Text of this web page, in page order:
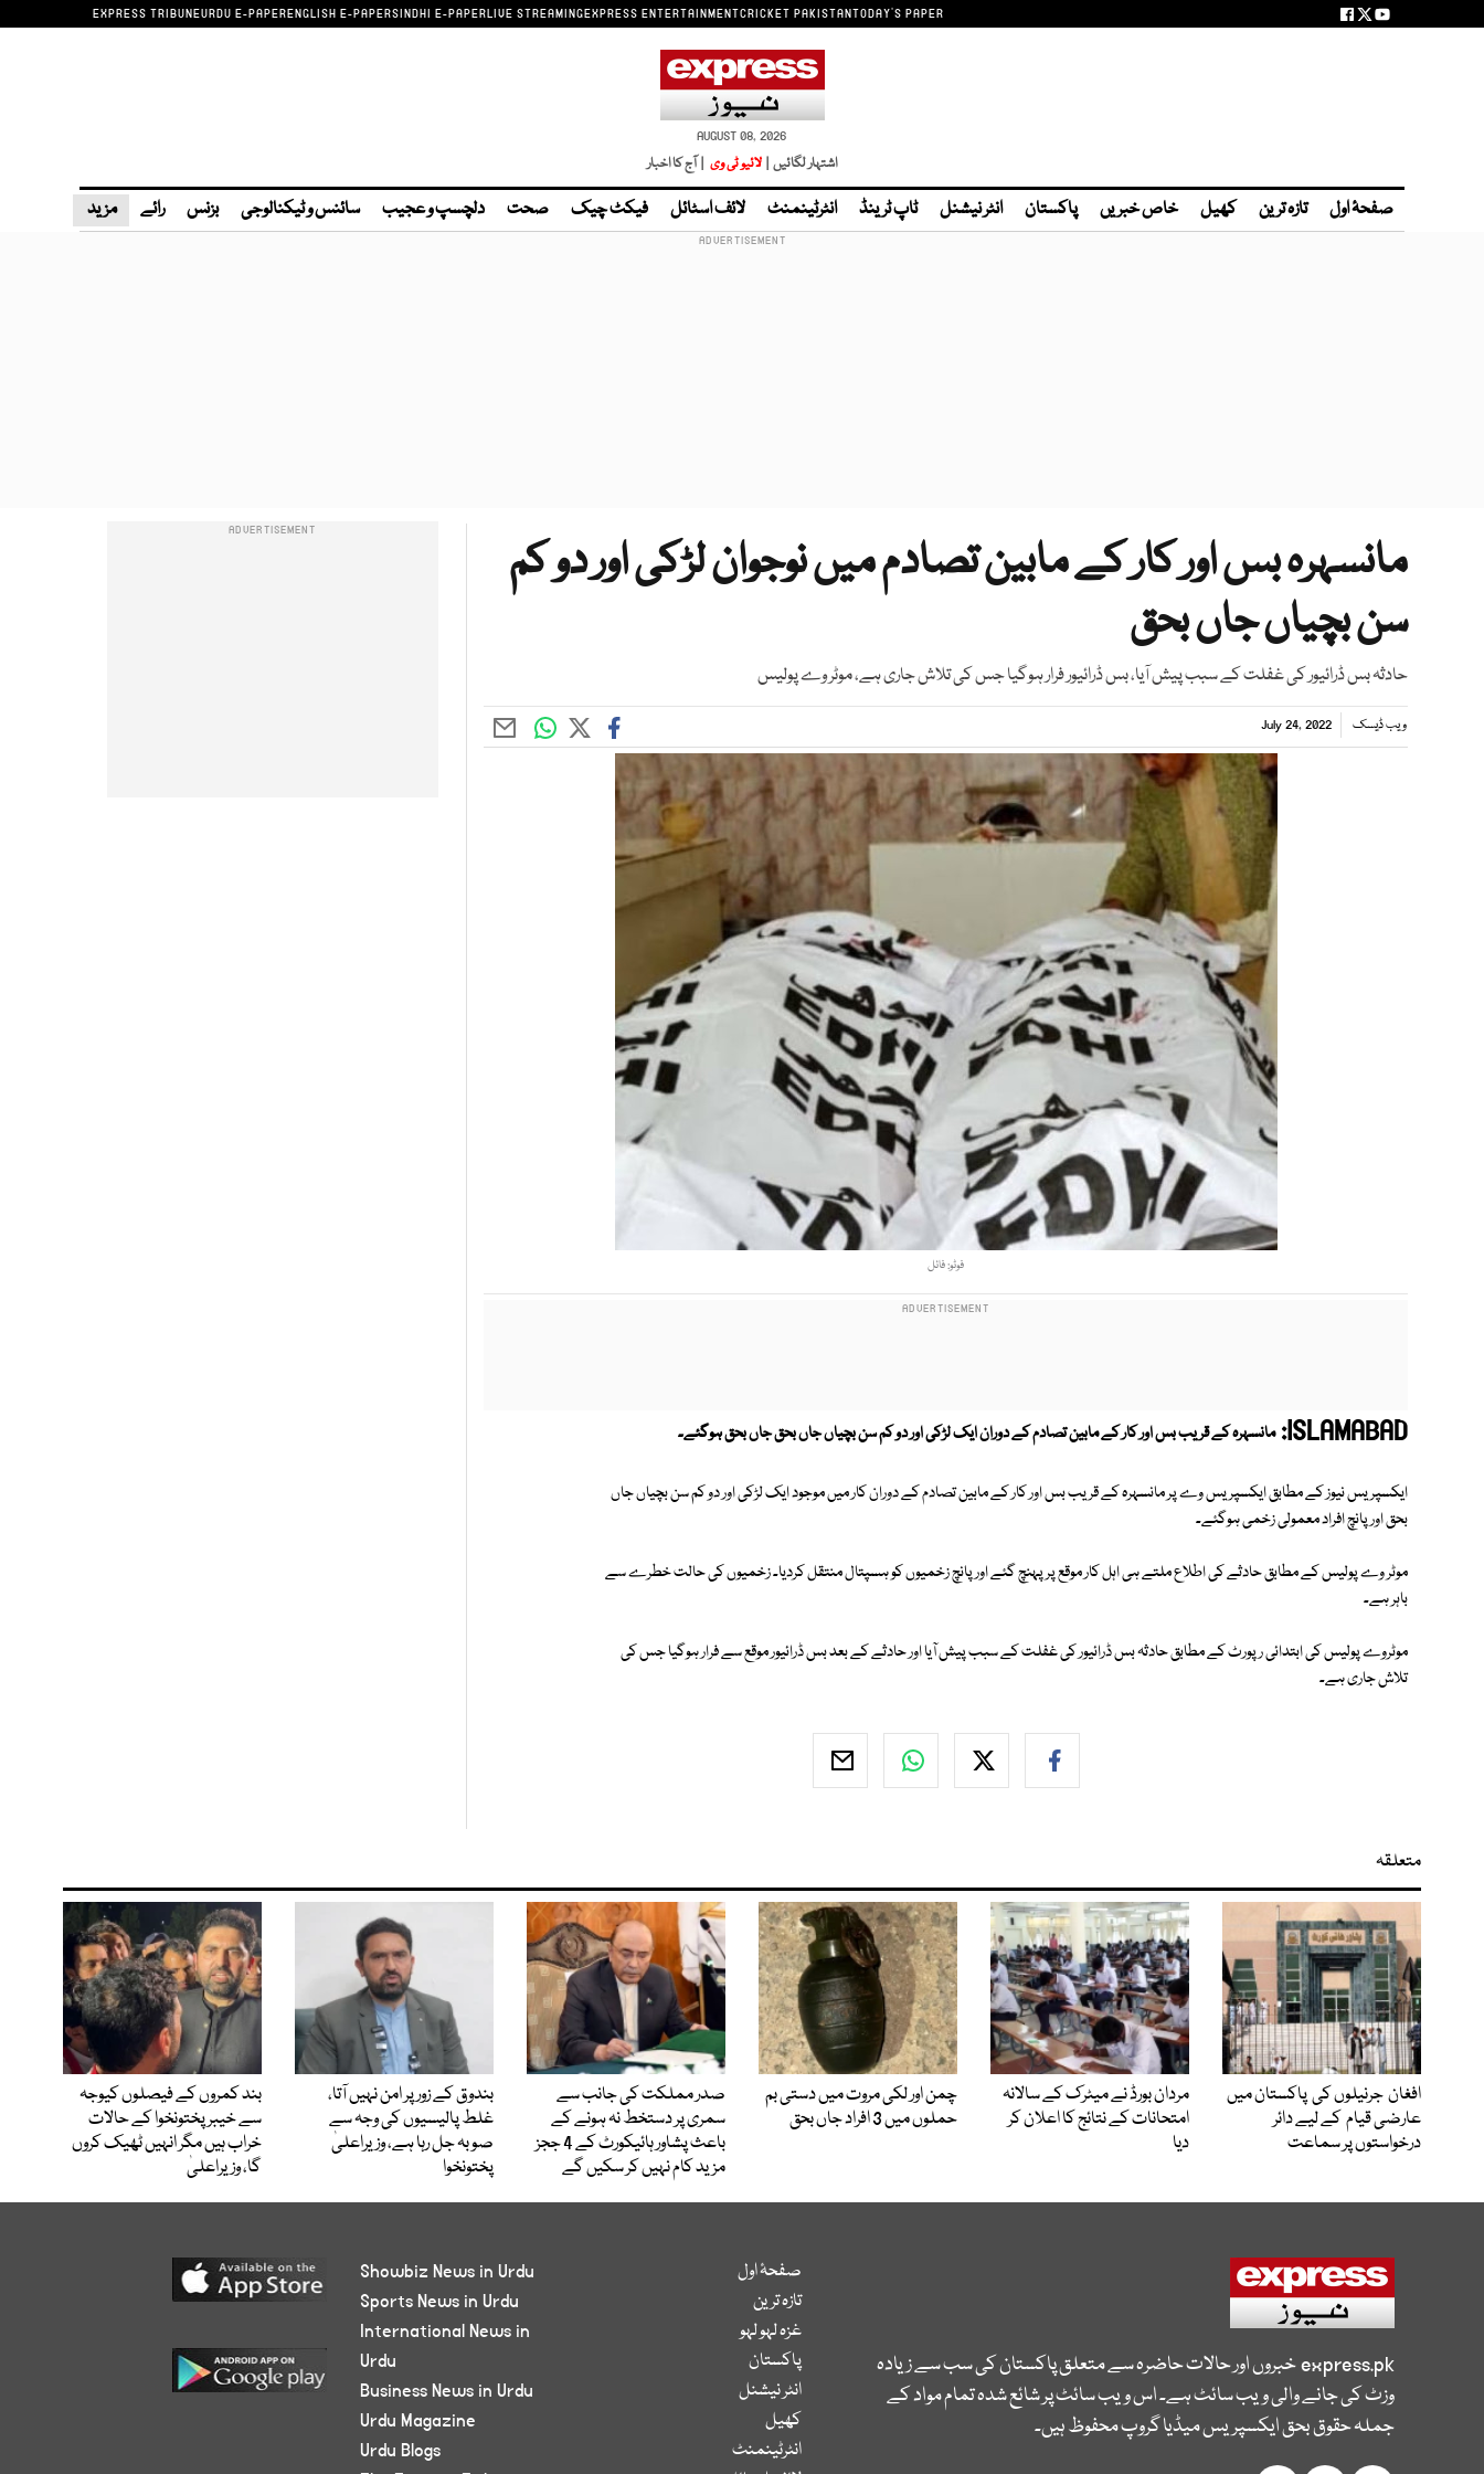
EXPRESS TRIBUNEURDU E-PAPERENGLISH E-PAPERSINDHI E-PAPERLIVE STREAMINGEXPRESS ENTERTAINMENTCRICKET PAKISTANTODAY'S PAPER
AUGUST 08, 2026
اشتہار لگائیں | لائیو ٹی وی | آج کا اخبار
صفحۂ اول تازہ ترین کھیل خاص خبریں پاکستان انٹر نیشنل ٹاپ ٹرینڈ انٹرٹینمنٹ لائف اسٹائل فیکٹ چیک صحت دلچسپ و عجیب سائنس و ٹیکنالوجی بزنس رائے مزید
مانسہرہ بس اور کار کے مابین تصادم میں نوجوان لڑکی اور دو کم
سن بچیاں جاں بحق
حادثہ بس ڈرائیور کی غفلت کے سبب پیش آیا، بس ڈرائیور فرار ہوگیا جس کی تلاش جاری ہے، موٹر وے پولیس
ویب ڈیسک July 24, 2022
فوٹو: فائل
ISLAMABAD: مانسہرہ کے قریب بس اور کار کے مابین تصادم کے دوران ایک لڑکی اور دو کم سن بچیاں جاں بحق جاں بحق ہوگئے۔
ایکسپریس نیوز کے مطابق ایکسپریس وے پر مانسہرہ کے قریب بس اور کار کے مابین تصادم کے دوران کار میں موجود ایک لڑکی اور دو کم سن بچیاں جاں
بحق اور پانچ افراد معمولی زخمی ہوگئے۔
موٹر وے پولیس کے مطابق حادثے کی اطلاع ملتے ہی اہل کار موقع پر پہنچ گئے اور پانچ زخمیوں کو ہسپتال منتقل کردیا۔ زخمیوں کی حالت خطرے سے
باہر ہے۔
موٹروے پولیس کی ابتدائی رپورٹ کے مطابق حادثہ بس ڈرائیور کی غفلت کے سبب پیش آیا اور حادثے کے بعد بس ڈرائیور موقع سے فرار ہوگیا جس کی
تلاش جاری ہے۔
متعلقہ
افغان جرنیلوں کی پاکستان میں
عارضی قیام کے لیے دائر
درخواستوں پر سماعت
مردان بورڈ نے میٹرک کے سالانہ
امتحانات کے نتائج کا اعلان کر
دیا
چمن اور لکی مروت میں دستی بم
حملوں میں 3 افراد جاں بحق
صدر مملکت کی جانب سے
سمری پر دستخط نہ ہونے کے
باعث پشاور ہائیکورٹ کے 4 ججز
مزید کام نہیں کر سکیں گے
بندوق کے زور پر امن نہیں آتا،
غلط پالیسیوں کی وجہ سے
صوبہ جل رہا ہے، وزیراعلیٰ
پختونخوا
بند کمروں کے فیصلوں کیوجہ
سے خیبرپختونخوا کے حالات
خراب ہیں مگر انہیں ٹھیک کروں
گا، وزیراعلیٰ
express.pkخبروں اور حالات حاضرہ سے متعلق پاکستان کی سب سے زیادہ
وزٹ کی جانے والی ویب سائٹ ہے۔ اس ویب سائٹ پر شائع شدہ تمام مواد کے
جملہ حقوق بحق ایکسپریس میڈیا گروپ محفوظ ہیں۔
صفحۂ اول
تازہ ترین
غزہ لہو لہو
پاکستان
انٹر نیشنل
کھیل
انٹرٹینمنٹ
Showbiz News in Urdu
Sports News in Urdu
International News in
Urdu
Business News in Urdu
Urdu Magazine
Urdu Blogs